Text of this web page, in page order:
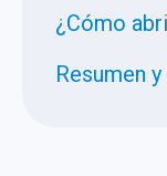
¿Cómo
Resumen